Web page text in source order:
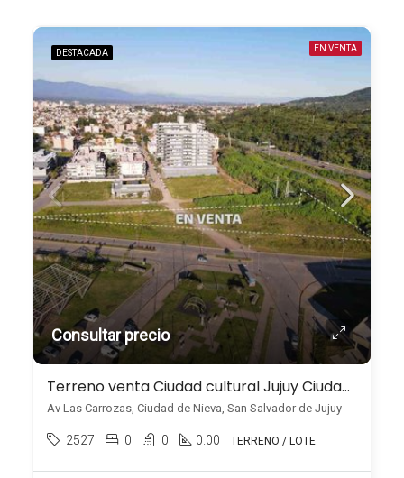
DESTACADA EN VENTA
Consultar precio
Terreno venta Ciudad cultural Jujuy Ciudad de Nieva
Av Las Carrozas, Ciudad de Nieva, San Salvador de Jujuy
2527 0 0 0.00 TERRENO / LOTE